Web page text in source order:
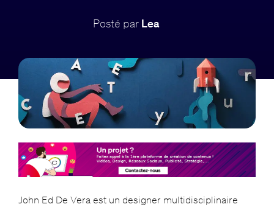
Posté par Lea
John Ed De Vera est un designer multidisciplinaire